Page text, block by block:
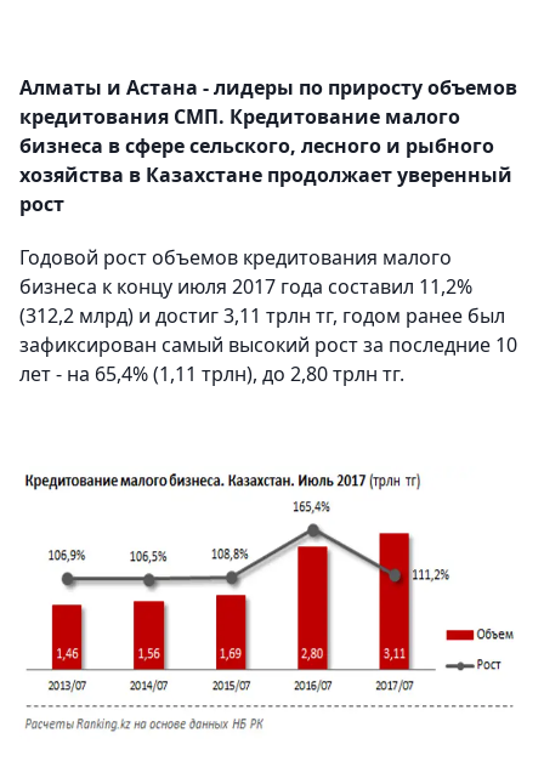
Алматы и Астана - лидеры по приросту объемов
кредитования СМП. Кредитование малого
бизнеса в сфере сельского, лесного и рыбного
хозяйства в Казахстане продолжает уверенный
рост
Годовой рост объемов кредитования малого
бизнеса к концу июля 2017 года составил 11,2%
(312,2 млрд) и достиг 3,11 трлн тг, годом ранее был
зафиксирован самый высокий рост за последние 10
лет - на 65,4% (1,11 трлн), до 2,80 трлн тг.